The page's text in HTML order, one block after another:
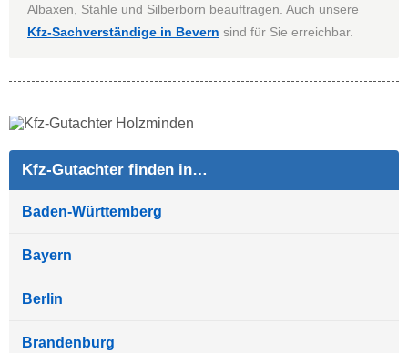
Albaxen, Stahle und Silberborn beauftragen. Auch unsere
Kfz-Sachverständige in Bevern sind für Sie erreichbar.
Kfz-Gutachter finden in…
Baden-Württemberg
Bayern
Berlin
Brandenburg